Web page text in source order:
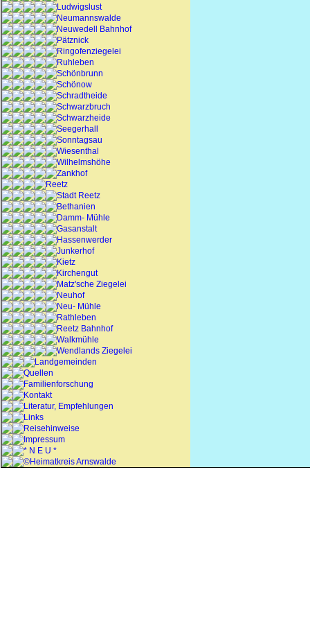
Ludwigslust
Neumannswalde
Neuwedell Bahnhof
Pätznick
Ringofenziegelei
Ruhleben
Schönbrunn
Schönow
Schradtheide
Schwarzbruch
Schwarzheide
Seegerhall
Sonntagsau
Wiesenthal
Wilhelmshöhe
Zankhof
Reetz
Stadt Reetz
Bethanien
Damm- Mühle
Gasanstalt
Hassenwerder
Junkerhof
Kietz
Kirchengut
Matz'sche Ziegelei
Neuhof
Neu- Mühle
Rathleben
Reetz Bahnhof
Walkmühle
Wendlands Ziegelei
Landgemeinden
Quellen
Familienforschung
Kontakt
Literatur, Empfehlungen
Links
Reisehinweise
Impressum
* N E U *
©Heimatkreis Arnswalde